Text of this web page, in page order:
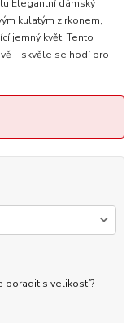
Elegantní dámský
kulatým zirkonem,
jemný květ. Tento
– skvěle se hodí pro
poradit s velikostí?